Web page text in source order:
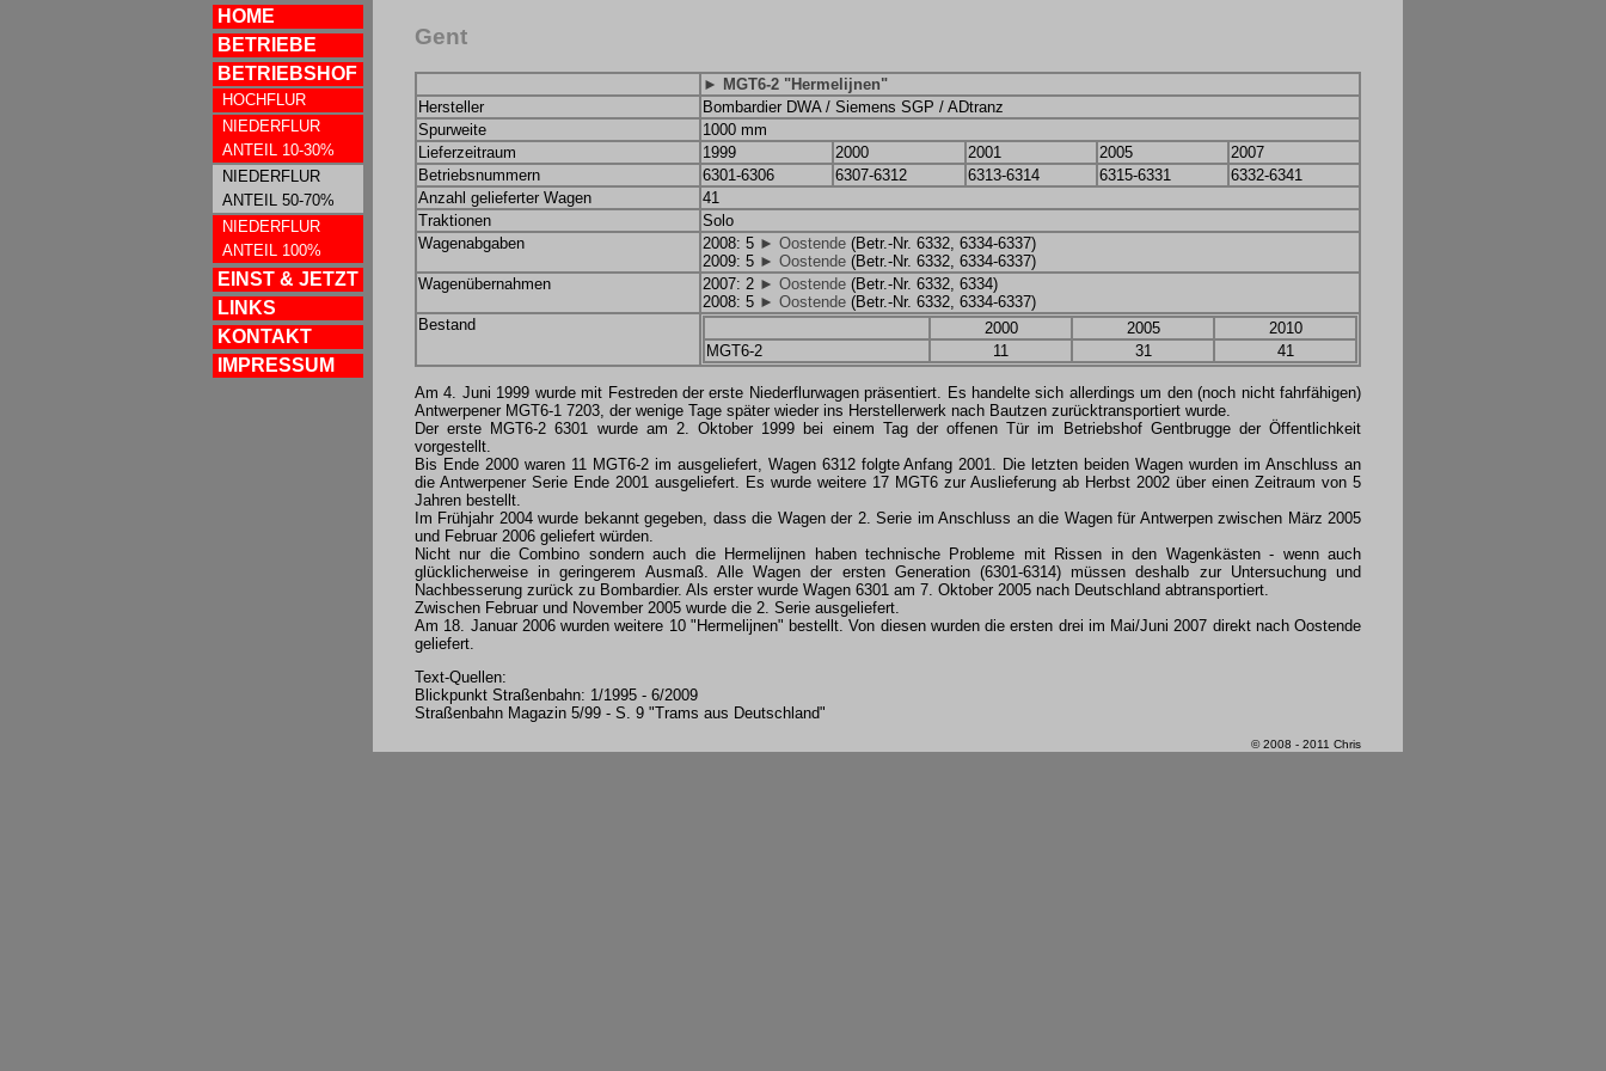
HOME
BETRIEBE
BETRIEBSHOF
HOCHFLUR
NIEDERFLUR
ANTEIL 10-30%
NIEDERFLUR
ANTEIL 50-70%
NIEDERFLUR
ANTEIL 100%
EINST & JETZT
LINKS
KONTAKT
IMPRESSUM
Gent
► MGT6-2 "Hermelijnen"
Hersteller
Bombardier DWA / Siemens SGP / ADtranz
Spurweite
1000 mm
Lieferzeitraum
1999 2000 2001 2005
2007
Betriebsnummern
6301-6306 6307-6312 6313-6314 6315-6331
6332-6341
Anzahl gelieferter Wagen
41
Traktionen
Solo
Wagenabgaben
2008: 5 ► Oostende (Betr.-Nr. 6332, 6334-6337)
2009: 5 ► Oostende (Betr.-Nr. 6332, 6334-6337)
Wagenübernahmen
2007: 2 ► Oostende (Betr.-Nr. 6332, 6334)
2008: 5 ► Oostende (Betr.-Nr. 6332, 6334-6337)
Bestand
2000 2005
2010
MGT6-2
11 31 41
Am 4. Juni 1999 wurde mit Festreden der erste Niederflurwagen präsentiert. Es handelte sich allerdings um den (noch nicht fahrfähigen)
Antwerpener MGT6-1 7203, der wenige Tage später wieder ins Herstellerwerk nach Bautzen zurücktransportiert wurde.
Der erste MGT6-2 6301 wurde am 2. Oktober 1999 bei einem Tag der offenen Tür im Betriebshof Gentbrugge der Öffentlichkeit
vorgestellt.
Bis Ende 2000 waren 11 MGT6-2 im ausgeliefert, Wagen 6312 folgte Anfang 2001. Die letzten beiden Wagen wurden im Anschluss an
die Antwerpener Serie Ende 2001 ausgeliefert. Es wurde weitere 17 MGT6 zur Auslieferung ab Herbst 2002 über einen Zeitraum von 5
Jahren bestellt.
Im Frühjahr 2004 wurde bekannt gegeben, dass die Wagen der 2. Serie im Anschluss an die Wagen für Antwerpen zwischen März 2005
und Februar 2006 geliefert würden.
Nicht nur die Combino sondern auch die Hermelijnen haben technische Probleme mit Rissen in den Wagenkästen - wenn auch
glücklicherweise in geringerem Ausmaß. Alle Wagen der ersten Generation (6301-6314) müssen deshalb zur Untersuchung und
Nachbesserung zurück zu Bombardier. Als erster wurde Wagen 6301 am 7. Oktober 2005 nach Deutschland abtransportiert.
Zwischen Februar und November 2005 wurde die 2. Serie ausgeliefert.
Am 18. Januar 2006 wurden weitere 10 "Hermelijnen" bestellt. Von diesen wurden die ersten drei im Mai/Juni 2007 direkt nach Oostende
geliefert.
Text-Quellen:
Blickpunkt Straßenbahn: 1/1995 - 6/2009
Straßenbahn Magazin 5/99 - S. 9 "Trams aus Deutschland"
© 2008 - 2011 Chris